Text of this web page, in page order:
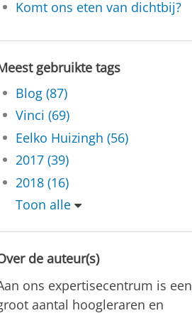
Komt ons eten van dichtbij?
gebruikte tags
Blog (87)
Vinci (69)
Eelko Huizingh (56)
2017 (39)
2018 (16)
Toon alle
de auteur(s)
ons expertisecentrum is een
aantal hoogleraren en